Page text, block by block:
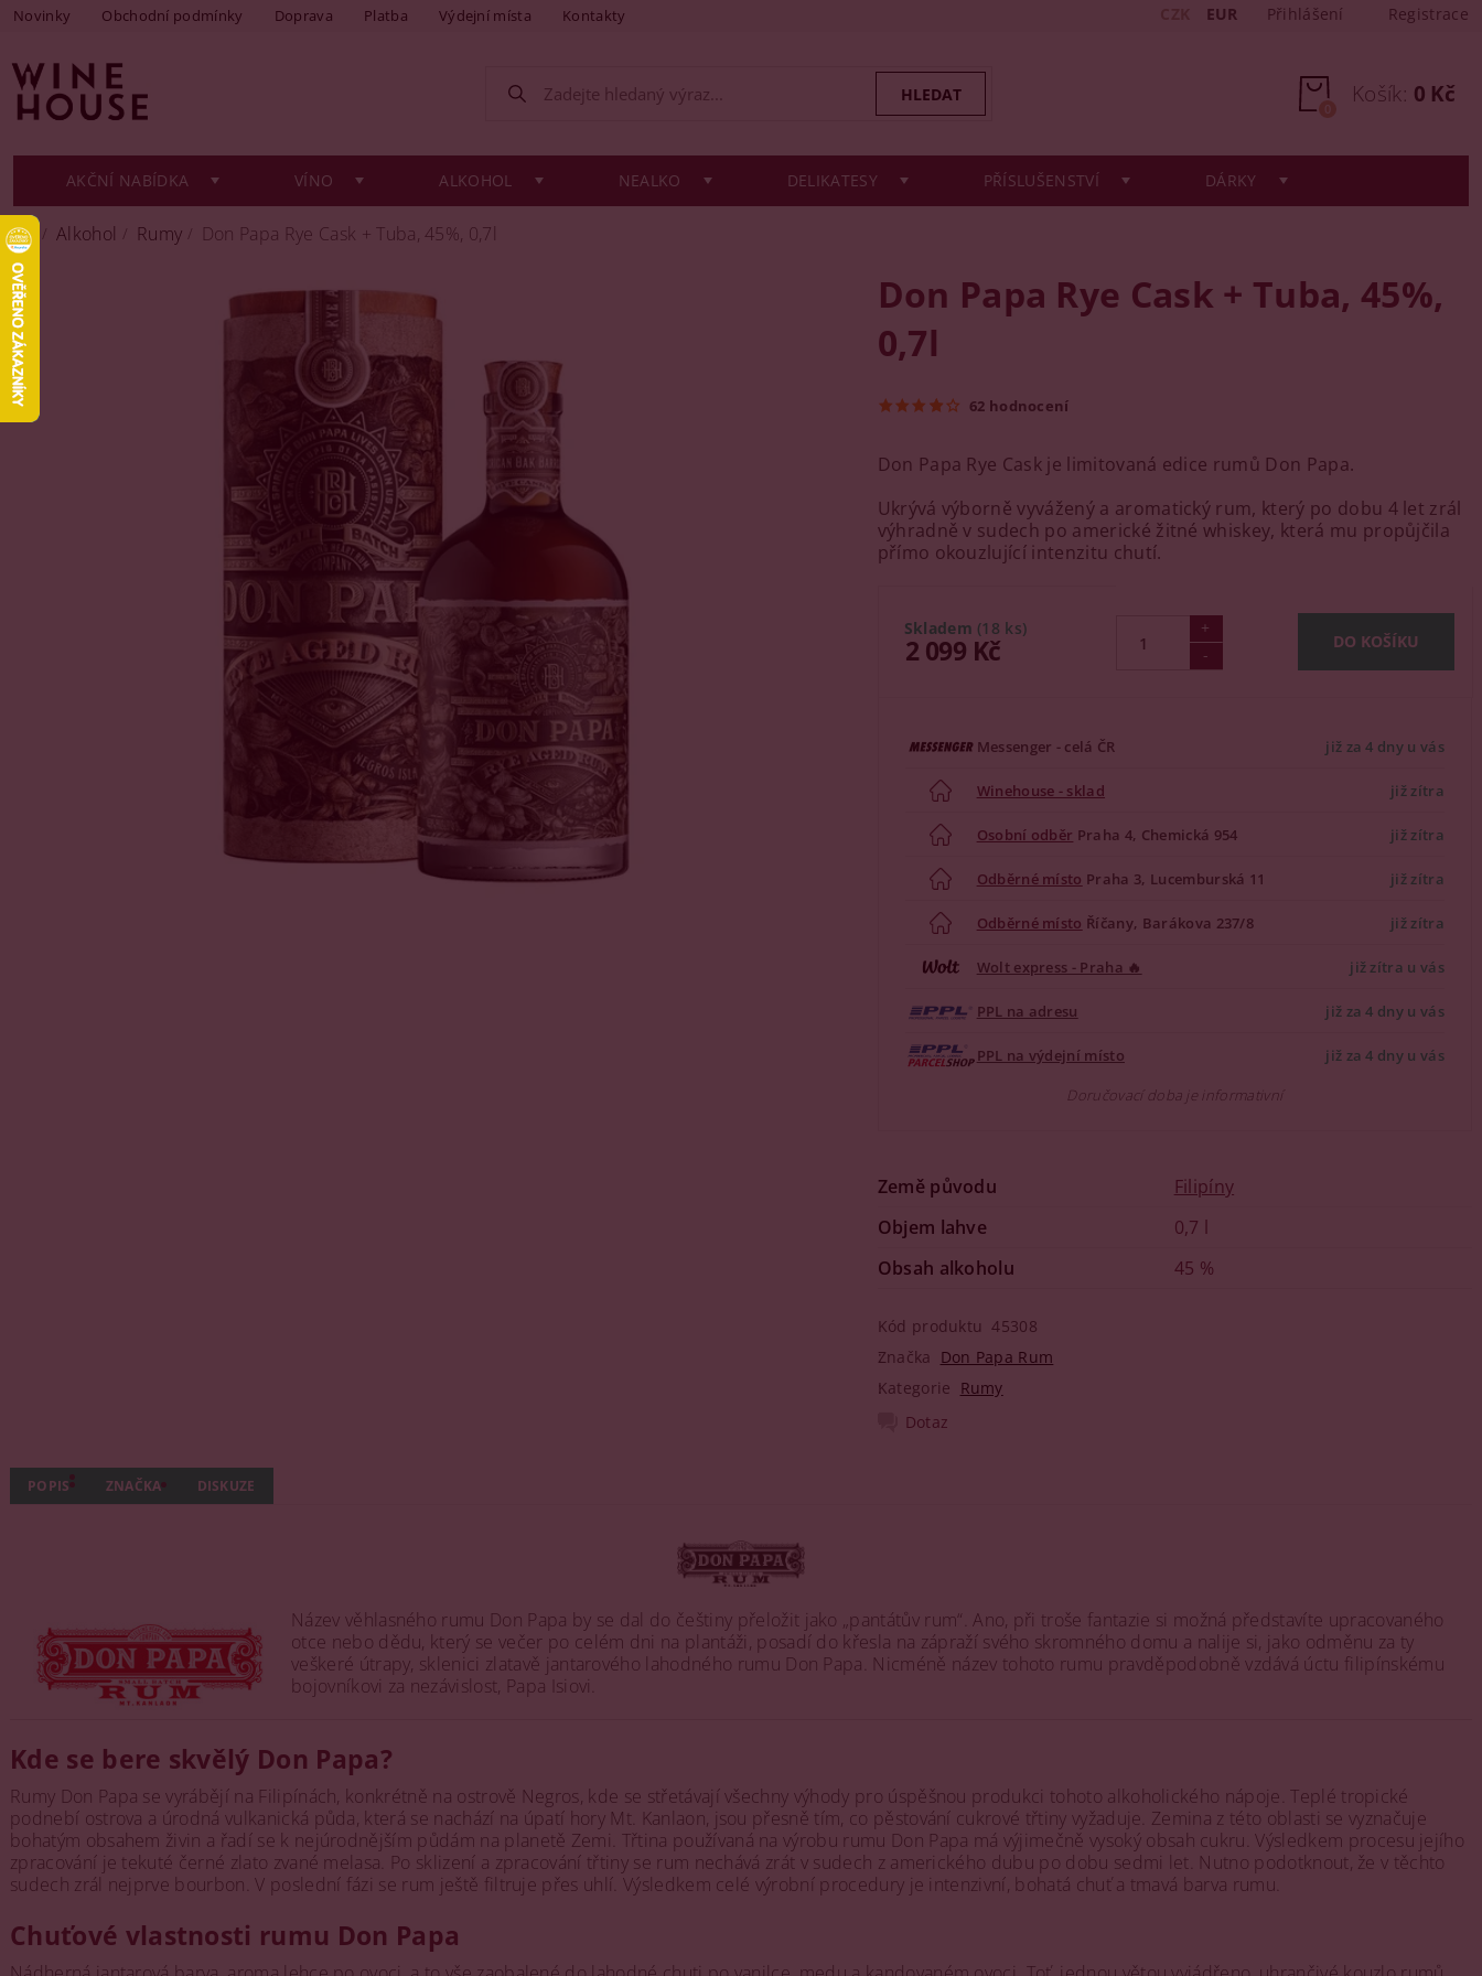
Novinky Obchodní podmínky Doprava Platba Výdejní místa Kontakty EUR Přihlášení Registrace
Košík: 0 Kč
0
AKČNÍ NABÍDKA VÍNO ALKOHOL NEALKO DELIKATESY PŘÍSLUŠENSTVÍ DÁRKY
Alkohol Rumy Don Papa Rye Cask + Tuba, 45%, 0,7l
Don Papa Rye Cask + Tuba, 45%,
0,7l
62 hodnocení
Don Papa Rye Cask je limitovaná edice rumů Don Papa.
Ukrývá výborně vyvážený a aromatický rum, který po dobu 4 let zrál
výhradně v sudech po americké žitné whiskey, která mu propůjčila
přímo okouzlující intenzitu chutí.
Skladem (18 ks)
2 099 Kč
Messenger - celá ČR již za 4 dny u vás
Winehouse - sklad již zítra
Osobní odběr Praha 4, Chemická 954 již zítra
Odběrné místo Praha 3, Lucemburská 11 již zítra
Odběrné místo Říčany, Barákova 237/8 již zítra
Wolt express - Praha 🔥 již zítra u vás
PPL na adresu již za 4 dny u vás
PPL na výdejní místo
již za 4 dny u vás
Doručovací doba je informativní
Země původu
Filipíny
Objem lahve
0,7 l
Obsah alkoholu
45 %
Kód produktu 45308
Značka Don Papa Rum
Kategorie Rumy
Dotaz
POPIS ZNAČKA DISKUZE
Název věhlasného rumu Don Papa by se dal do češtiny přeložit jako „pantátův rum“. Ano, při troše fantazie si možná představíte upracovaného
otce nebo dědu, který se večer po celém dni na plantáži, posadí do křesla na zápraží svého skromného domu a nalije si, jako odměnu za ty
veškeré útrapy, sklenici zlatavě jantarového lahodného rumu Don Papa. Nicméně název tohoto rumu pravděpodobně vzdává úctu filipínskému
bojovníkovi za nezávislost, Papa Isiovi.
Kde se bere skvělý Don Papa?
Rumy Don Papa se vyrábějí na Filipínách, konkrétně na ostrově Negros, kde se střetávají všechny výhody pro úspěšnou produkci tohoto alkoholického nápoje. Teplé tropické
podnebí ostrova a úrodná vulkanická půda, která se nachází na úpatí hory Mt. Kanlaon, jsou přesně tím, co pěstování cukrové třtiny vyžaduje. Zemina z této oblasti se vyznačuje
bohatým obsahem živin a řadí se k nejúrodnějším půdám na planetě Zemi. Třtina používaná na výrobu rumu Don Papa má výjimečně vysoký obsah cukru. Výsledkem procesu jejího
zpracování je tekuté černé zlato zvané melasa. Po sklizení a zpracování třtiny se rum nechává zrát v sudech z amerického dubu po dobu sedmi let. Nutno podotknout, že v těchto
sudech zrál nejprve bourbon. V poslední fázi se rum ještě filtruje přes uhlí. Výsledkem celé výrobní procedury je intenzivní, bohatá chuť a tmavá barva rumu.
Chuťové vlastnosti rumu Don Papa